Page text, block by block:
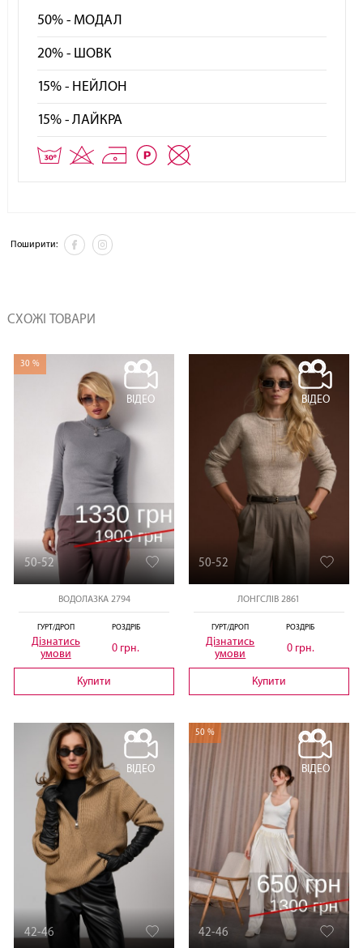
50% - МОДАЛ
20% - ШОВК
15% - НЕЙЛОН
15% - ЛАЙКРА
Поширити:
СХОЖІ ТОВАРИ
30 %
ВІДЕО
50-52
ВОДОЛАЗКА 2794
ГУРТ/ДРОП
Дізнатись
умови
РОЗДРІБ
0 грн.
Купити
ВІДЕО
50-52
ЛОНГСЛІВ 2861
ГУРТ/ДРОП
Дізнатись
умови
РОЗДРІБ
0 грн.
Купити
ВІДЕО
42-46
50 %
ВІДЕО
42-46